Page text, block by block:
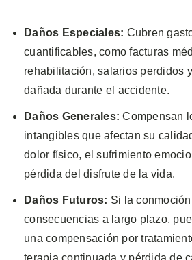
Daños Especiales: Cubren
cuantificables, como facturas
rehabilitación, salarios perdidos
dañada durante el accidente.
Daños Generales:Compensan
intangibles que afectan su
dolor físico, el sufrimiento
pérdida del disfrute de la vida.
Daños Futuros: Si la
consecuencias a largo plazo,
una compensación por